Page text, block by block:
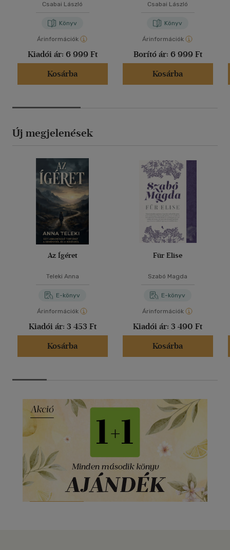
Csabai László
Könyv
Árinformációk
Kiadói ár: 6 999 Ft
Kosárba
Csabai László
Könyv
Árinformációk
Borító ár: 6 999 Ft
Kosárba
Új megjelenések
Az Ígéret
Teleki Anna
E-könyv
Árinformációk
Kiadói ár: 3 453 Ft
Kosárba
Für Elise
Szabó Magda
E-könyv
Árinformációk
Kiadói ár: 3 490 Ft
Kosárba